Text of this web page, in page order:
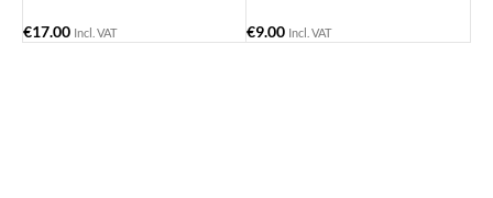
€17.00 Incl. VAT €9.00 Incl. VAT